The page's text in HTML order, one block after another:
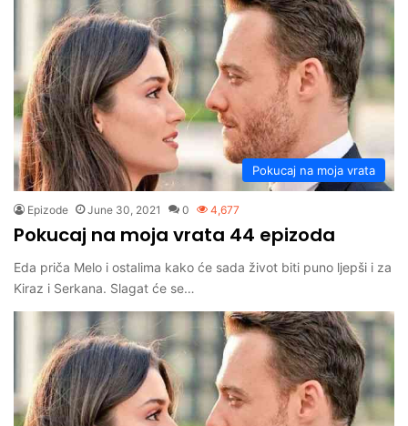
Pokucaj na moja vrata
Epizode June 30, 2021 0 4,677
Pokucaj na moja vrata 44 epizoda
Eda priča Melo i ostalima kako će sada život biti puno ljepši i za
Kiraz i Serkana. Slagat će se…